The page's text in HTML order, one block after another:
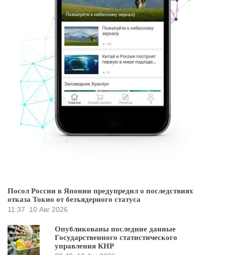
Посол России в Японии предупредил о последствиях
отказа Токио от безъядерного статуса
11:37
10 Авг 2026
Опубликованы последние данные
Государственного статистического
управления КНР